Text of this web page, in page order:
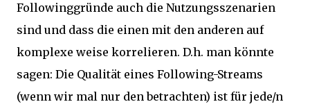
Followinggründe auch die Nutzungsszenarien
sind und dass die einen mit den anderen auf
komplexe weise korrelieren. D.h. man könnte
sagen: Die Qualität eines Following-Streams
(wenn wir mal nur den betrachten) ist für jede/n